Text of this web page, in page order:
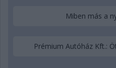
Miben más a
Prémium Autóház Kft.: